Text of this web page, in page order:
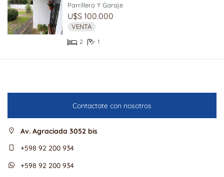
Parrillero Y Garaje
U$S 100.000
VENTA
2 1
Contactate con nosotros
Av. Agraciada 3052 bis
+598 92 200 934
+598 92 200 934